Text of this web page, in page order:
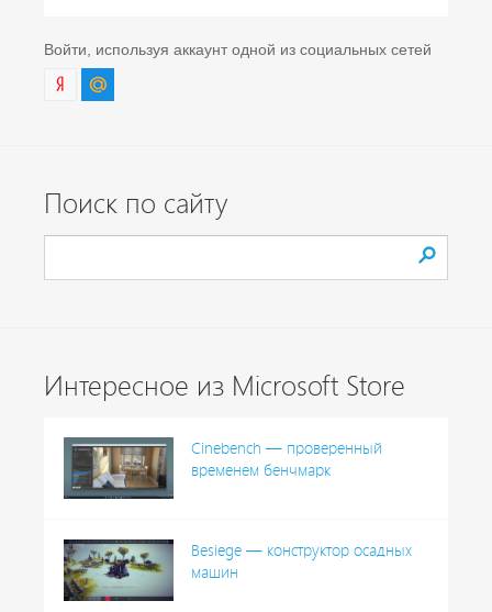
Войти, используя аккаунт одной из социальных сетей
Поиск по сайту
Интересное из Microsoft Store
Cinebench — проверенный
временем бенчмарк
Besiege — конструктор осадных
машин